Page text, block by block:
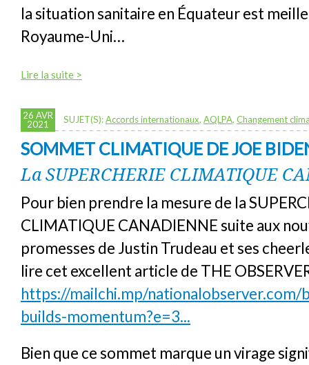
la situation sanitaire en Équateur est
Royaume-Uni…
Lire la suite >
26 AVR
2021
SUJET(S):Accords internationaux, AQLPA, Changement
SOMMET CLIMATIQUE DE JOE
La SUPERCHERIE CLIMATIQUE
Pour bien prendre la mesure de la
CLIMATIQUE CANADIENNE suite aux
promesses de Justin Trudeau et ses
lire cet excellent article de THE
https://mailchi.mp/nationalobserver.com/
builds-momentum?e=3...
Bien que ce sommet marque un virage